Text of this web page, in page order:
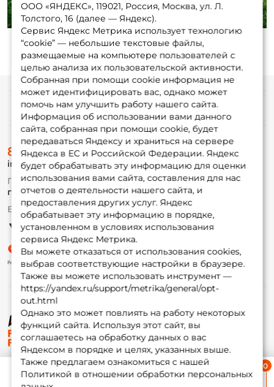
Ближайшая доставка
≈ 1 дн.
ООО «ЯНДЕКС», 119021, Россия, Москва, ул. Л.
Толстого, 16 (далее — Яндекс).
Сервис Яндекс Метрика использует технологию
“cookie” — небольшие текстовые файлы,
размещаемые на компьютере пользователей с
целью анализа их пользовательской активности.
Собранная при помощи cookie информация не
может идентифицировать вас, однако может
помочь нам улучшить работу нашего сайта.
Информация об использовании вами данного
сайта, собранная при помощи cookie, будет
передаваться Яндексу и храниться на сервере
Яндекса в ЕС и Российской Федерации. Яндекс
будет обрабатывать эту информацию для оценки
использования вами сайта, составления для нас
отчетов о деятельности нашего сайта, и
предоставления других услуг. Яндекс
обрабатывает эту информацию в порядке,
установленном в условиях использования
сервиса Яндекс Метрика.
Вы можете отказаться от использования cookies,
выбрав соответствующие настройки в браузере.
Также вы можете использовать инструмент —
https://yandex.ru/support/metrika/general/opt-
out.html
Однако это может повлиять на работу некоторых
функций сайта. Используя этот сайт, вы
соглашаетесь на обработку данных о вас
Яндексом в порядке и целях, указанных выше.
Также предлагаем ознакомиться с нашей
Политикой в отношении обработки персональных
© ФоксФишинг, 2009-2026
Информация
О магазине
Доставка
Оплата
Fox-bonus
Гуру
Партнерская программа
8 (495) 532-77-88
info@foxfishing.ru
По вопросам с заказом
г. Москва, ул. Плеханова д.7
Ежедневно 10:00 до 20:00